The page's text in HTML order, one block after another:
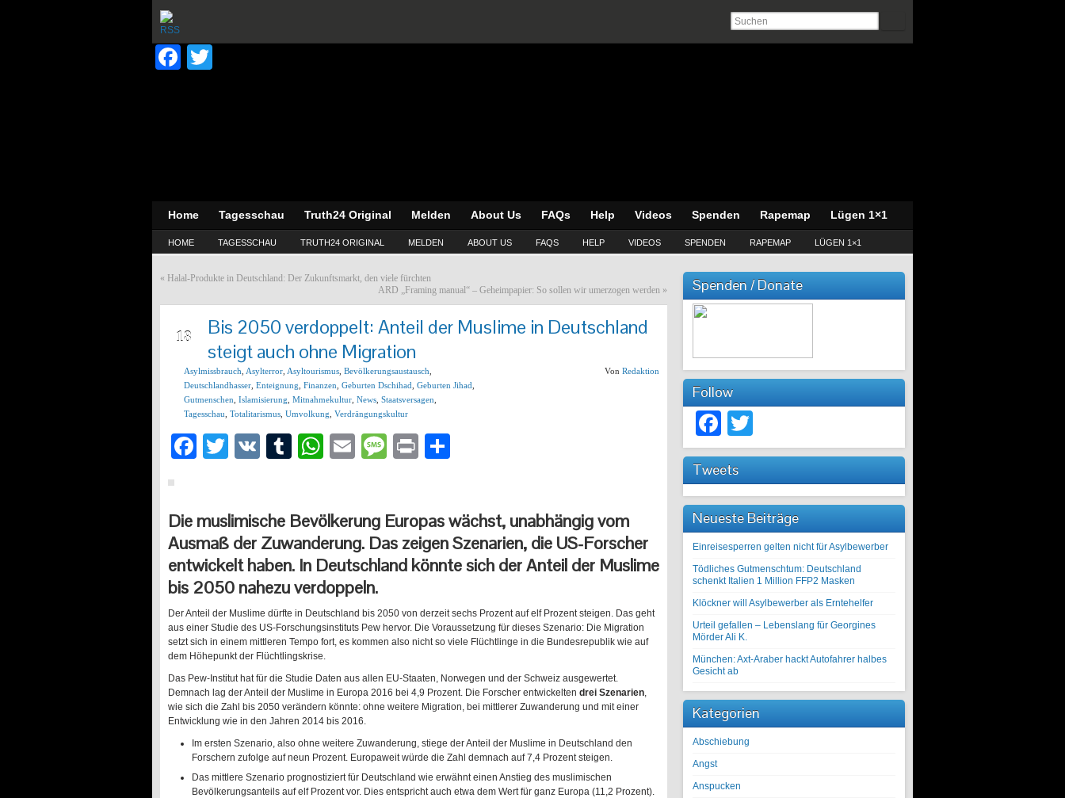
Facebook
Home Tagesschau Truth24 Original Melden About Us FAQs Help Videos Spenden Rapemap Lügen 1×1
HOME TAGESSCHAU TRUTH24 ORIGINAL MELDEN ABOUT US FAQS HELP VIDEOS SPENDEN RAPEMAP LÜGEN 1×1
« Halal-Produkte in Deutschland: Der Zukunftsmarkt, den viele fürchten
ARD „Framing manual“ – Geheimpapier: So sollen wir umerzogen werden »
18
Bis 2050 verdoppelt: Anteil der Muslime in Deutschland
steigt auch ohne Migration
Asylmissbrauch Asylterror Asyltourismus Bevölkerungsaustausch
Deutschlandhasser Enteignung Finanzen Geburten Dschihad Geburten Jihad
Gutmenschen Islamisierung Mitnahmekultur News Staatsversagen
Tagesschau Totalitarismus Umvolkung Verdrängungskultur
Von Redaktion
Facebook
Twitter
VK Tumblr
WhatsApp
EmailMessage
Print
Die muslimische Bevölkerung Europas wächst, unabhängig vom
Ausmaß der Zuwanderung. Das zeigen Szenarien, die US-Forscher
entwickelt haben. In Deutschland könnte sich der Anteil der Muslime
bis 2050 nahezu verdoppeln.
Der Anteil der Muslime dürfte in Deutschland bis 2050 von derzeit sechs Prozent auf elf Prozent steigen. Das geht
aus einer Studie des US-Forschungsinstituts Pew hervor. Die Voraussetzung für dieses Szenario: Die Migration
setzt sich in einem mittleren Tempo fort, es kommen also nicht so viele Flüchtlinge in die Bundesrepublik wie auf
dem Höhepunkt der Flüchtlingskrise.
Das Pew-Institut hat für die Studie Daten aus allen EU-Staaten, Norwegen und der Schweiz ausgewertet.
Demnach lag der Anteil der Muslime in Europa 2016 bei 4,9 Prozent. Die Forscher entwickelten drei Szenarien,
wie sich die Zahl bis 2050 verändern könnte: ohne weitere Migration, bei mittlerer Zuwanderung und mit einer
Entwicklung wie in den Jahren 2014 bis 2016.
Im ersten Szenario, also ohne weitere Zuwanderung, stiege der Anteil der Muslime in Deutschland den
Forschern zufolge auf neun Prozent. Europaweit würde die Zahl demnach auf 7,4 Prozent steigen.
Das mittlere Szenario prognostiziert für Deutschland wie erwähnt einen Anstieg des muslimischen
Bevölkerungsanteils auf elf Prozent vor. Dies entspricht auch etwa dem Wert für ganz Europa (11,2 Prozent).
Spenden / Donate
Follow
Facebook
Tweets
Neueste Beiträge
Einreisesperren gelten nicht für Asylbewerber
Tödliches Gutmenschtum: Deutschland
schenkt Italien 1 Million FFP2 Masken
Klöckner will Asylbewerber als Erntehelfer
Urteil gefallen – Lebenslang für Georgines
Mörder Ali K.
München: Axt-Araber hackt Autofahrer halbes
Gesicht ab
Kategorien
Abschiebung
Angst
Anspucken